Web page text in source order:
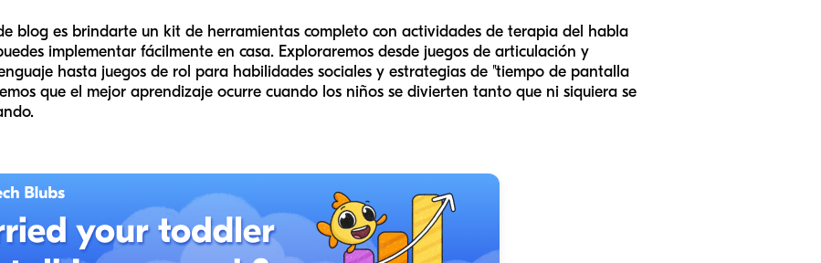
blog es brindarte un kit de herramientas completo con actividades de terapia del habla
implementar fácilmente en casa. Exploraremos desde juegos de articulación y
hasta juegos de rol para habilidades sociales y estrategias de "tiempo de pantalla
que el mejor aprendizaje ocurre cuando los niños se divierten tanto que ni siquiera se